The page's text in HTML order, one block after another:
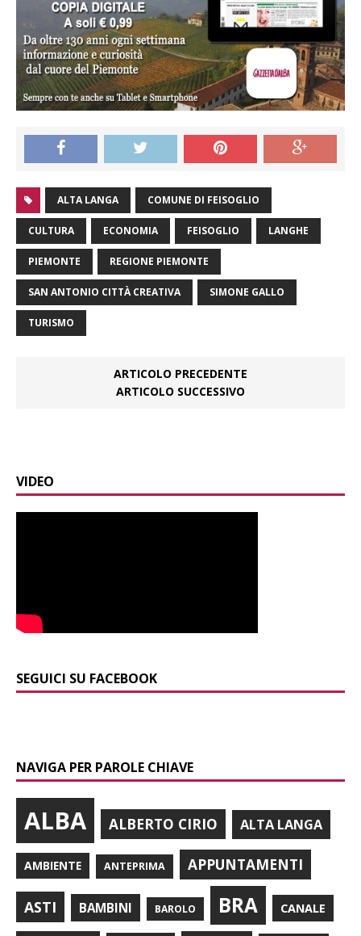
ALTA LANGA COMUNE DI FEISOGLIO
CULTURA ECONOMIA FEISOGLIO LANGHE
PIEMONTE REGIONE PIEMONTE
SAN ANTONIO CITTÀ CREATIVA SIMONE GALLO
TURISMO
ARTICOLO PRECEDENTE
ARTICOLO SUCCESSIVO
VIDEO
SEGUICI SU FACEBOOK
NAVIGA PER PAROLE CHIAVE
ALBA ALBERTO CIRIO ALTA LANGA
AMBIENTE ANTEPRIMA APPUNTAMENTI
ASTI BAMBINI BAROLO BRA CANALE